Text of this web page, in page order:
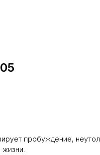
пробуждение,
жизни.